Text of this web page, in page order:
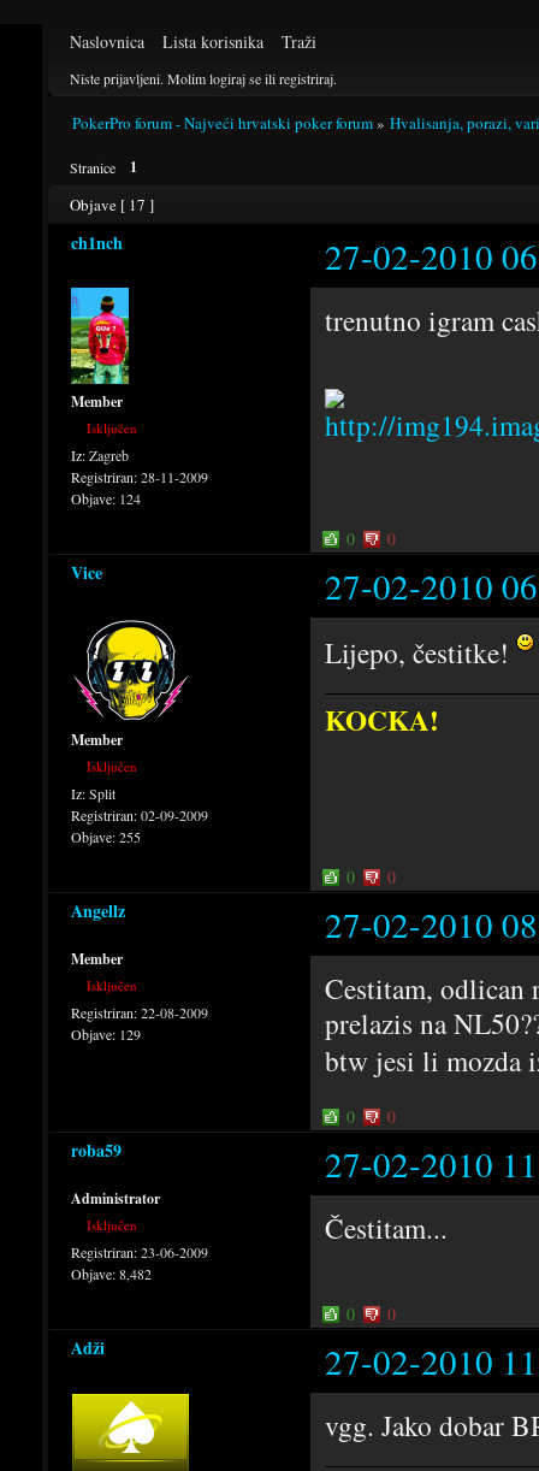
Naslovnica Lista korisnika Traži
Niste prijavljeni. Molim logiraj se ili registriraj.
PokerPro forum - Najveći hrvatski poker forum» Hvalisanja, porazi,
Stranice 1
Objave [ 17 ]
ch1nch 27-02-2010
Member
Isključen
Iz:Zagreb
Registriran:28-11-2009
Objave: 124
trenutno igram
0 0
Vice 27-02-2010
Member
Isključen
Iz:Split
Registriran:02-09-2009
Objave:255
Lijepo, čestitke!
KOCKA!
0 0
Angellz 27-02-2010
Member
Isključen
Registriran:22-08-2009
Objave: 129
Cestitam, odlican
prelazis na
btw jesi li mozda
0 0
roba59 27-02-2010
Administrator
Isključen
Registriran:23-06-2009
Objave:8,482
Čestitam...
0 0
Adži 27-02-2010
vgg. Jako dobar